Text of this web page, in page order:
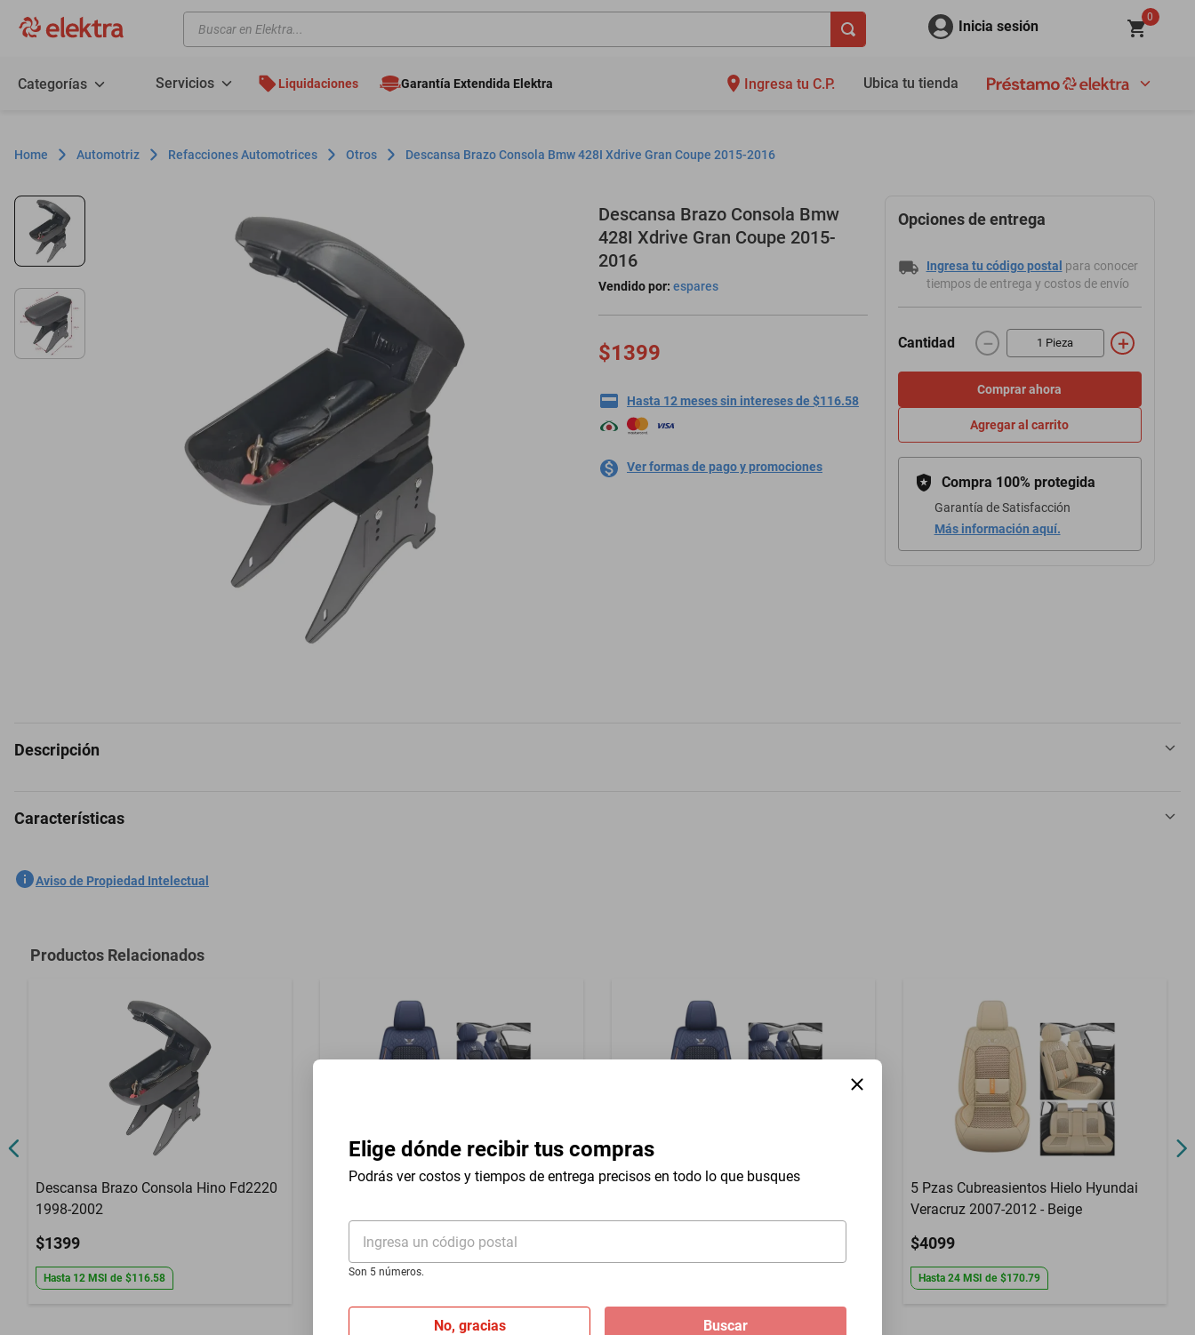
Buscar en Elektra... Inicia sesión
0
Categorías Servicios Liquidaciones Garantía Extendida Elektra Ingresa tu C.P.
Elige dónde recibir tus compras
Podrás ver costos y tiempos de entrega precisos en todo lo que busques
Ingresa un código postal
Son 5 números.
No, gracias Buscar
Ubica tu tienda
Automotriz Refacciones Automotrices Otros Descansa Brazo Consola Bmw 428I Xdrive Gran Coupe 2015-2016
Descansa Brazo Consola Bmw
428I Xdrive Gran Coupe 2015-
2016
Vendido por: espares
$1399
Hasta 12 meses sin intereses de $116.58
Ver formas de pago y promociones
Opciones de entrega
Ingresa tu código postal para conocer
tiempos de entrega y costos de envío
Cantidad ＋
－
Comprar ahora
Agregar al carrito
Compra 100% protegida
Garantía de Satisfacción
Más información aquí.
Descripción
Descansa Brazo Consola Bmw 428I Xdrive Gran Coupe 2015-2016
Características
SKU
Modelo
Aviso de Propiedad Intelectual
Productos Relacionados
Descansa Brazo Consola Hino Fd2220
1998-2002
$1399
Hasta 12 MSI de $116.58
5 Pzas Cubreasientos Hielo Shacman
$4099
Hasta24 MSIde $170.79
5 Pzas Cubreasientos Hielo Nash
5 Pzas Cubreasientos Hielo Hyundai
Veracruz 2007-2012 - Beige
$4099
Hasta 24 MSI de $170.79
motos
lavadoras
colchones